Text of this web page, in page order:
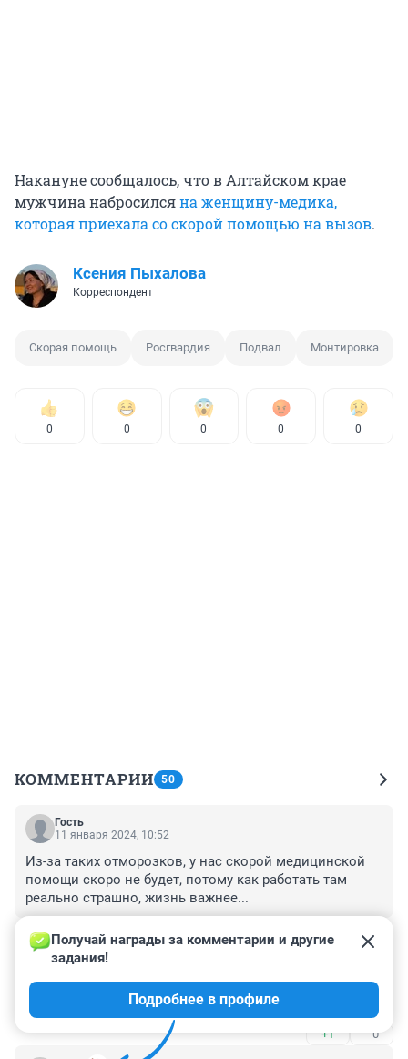
Накануне сообщалось, что в Алтайском крае
мужчина набросилсяна женщину-медика,
которая приехала со скорой помощью на вызов.
Ксения Пыхалова
Корреспондент
Скорая помощь Росгвардия Подвал Монтировка
0 0 0 0 0
КОММЕНТАРИИ 50
Гость
11 января 2024, 10:52
Из-за таких отморозков, у нас скорой медицинской
помощи скоро не будет, потому как работать там
реально страшно, жизнь важнее...
Гость
Верните смертную казнь.
+1 –0
Получай награды за комментарии и другие
задания!
Подробнее в профиле